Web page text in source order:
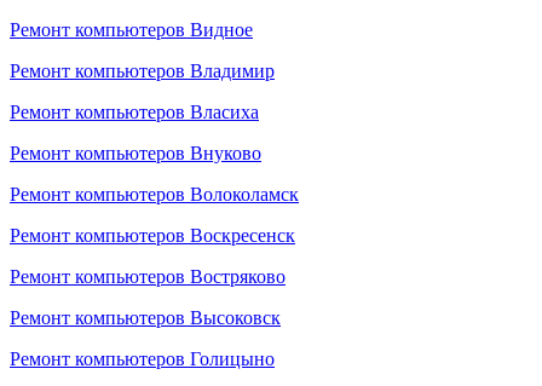
Ремонт компьютеров Видное
Ремонт компьютеров Владимир
Ремонт компьютеров Власиха
Ремонт компьютеров Внуково
Ремонт компьютеров Волоколамск
Ремонт компьютеров Воскресенск
Ремонт компьютеров Востряково
Ремонт компьютеров Высоковск
Ремонт компьютеров Голицыно